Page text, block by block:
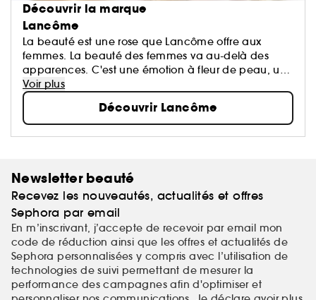
Découvrir la marque
Lancôme
La beauté est une rose que Lancôme offre aux
femmes. La beauté des femmes va au-delà des
apparences. C'est une émotion à fleur de peau, un
éveil de tous les sens, le reflet d'une harmonie entre
le cœur, le corps et l'esprit...
Voir plus
Découvrir Lancôme
Newsletter beauté
Recevez les nouveautés, actualités et offres
Sephora par email
En m’inscrivant, j’accepte de recevoir par email mon
code de réduction ainsi que les offres et actualités de
Sephora personnalisées y compris avec l’utilisation de
technologies de suivi permettant de mesurer la
performance des campagnes afin d'optimiser et